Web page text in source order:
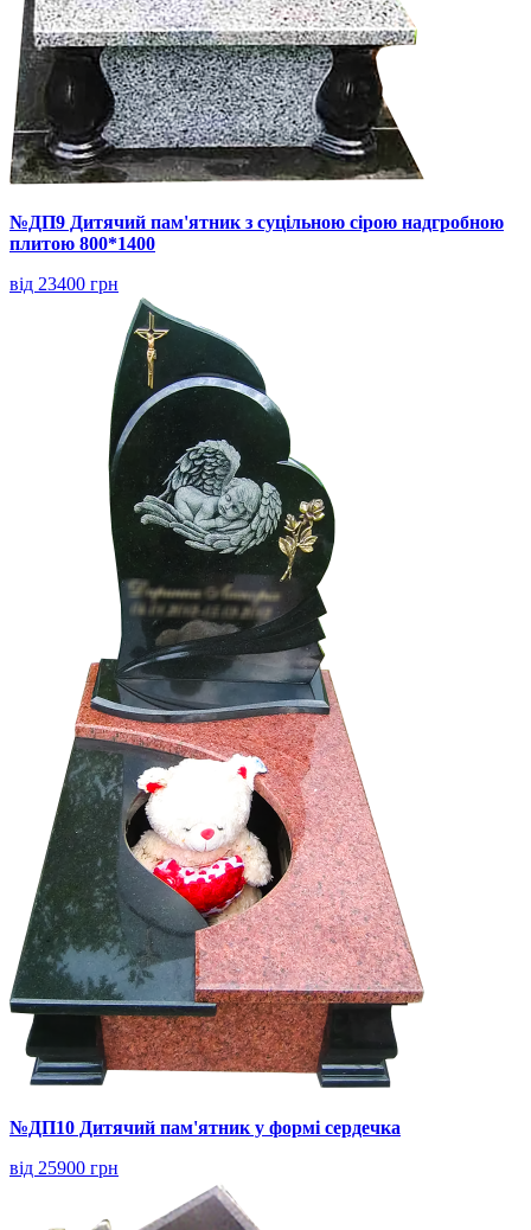
№ДП9 Дитячий пам'ятник з суцільною сірою надгробною
плитою 800*1400
від 23400 грн
№ДП10 Дитячий пам'ятник у формі сердечка
від 25900 грн